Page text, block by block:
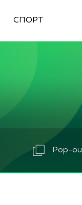
СПОРТ
Pop-